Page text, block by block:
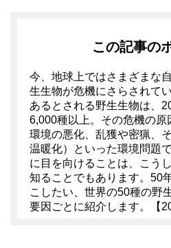
この記事の
今、地球上ではさまざまな
生生物が危機にさらされて
あるとされる野生生物は、
6,000種以上。その危機の
環境の悪化、乱獲や密猟、
温暖化）といった環境問題
に目を向けることは、こう
知ることでもあります。50
こしたい、世界の50種の野
要因ごとに紹介します。【